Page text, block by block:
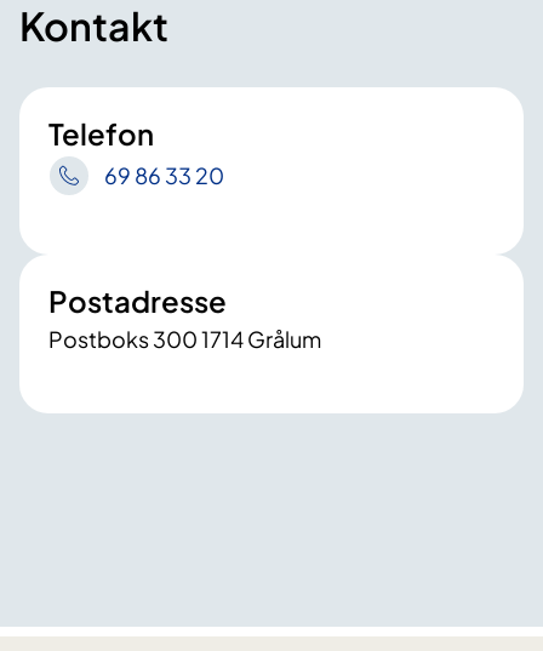
Kontakt
Telefon
69 86 33 20
Postadresse
Postboks 300 1714 Grålum